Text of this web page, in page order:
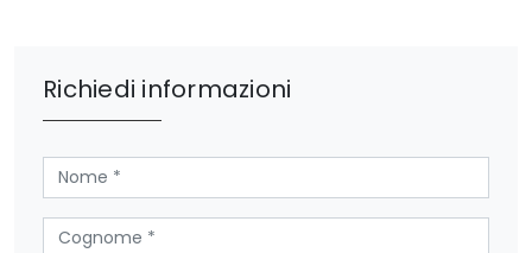
Richiedi informazioni